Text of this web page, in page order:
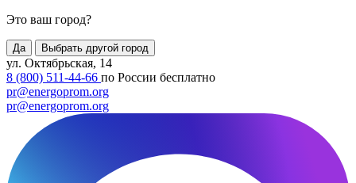
Это ваш город?
Да Выбрать другой город
ул. Октябрьская, 14
8 (800) 511-44-66 по России бесплатно
pr@energoprom.org
pr@energoprom.org